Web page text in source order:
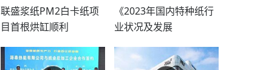
联盛浆纸PM2白卡纸项
目首根烘缸顺利
《2023年国内特种纸行
业状况及发展